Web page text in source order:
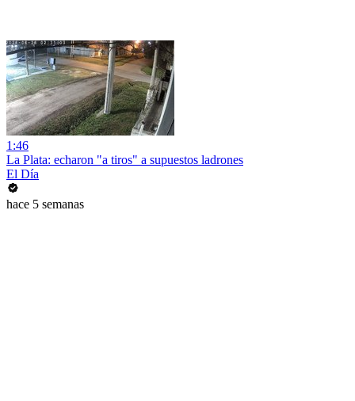
1:46
La Plata: echaron "a tiros" a supuestos ladrones
El Día
hace 5 semanas